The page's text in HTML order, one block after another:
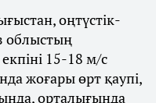
оңтүстік-
облыстың
15-18 м/с
жоғары өрт қаупі,
орталығында